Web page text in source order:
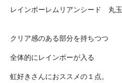
レインボーレムリアンシード 丸玉
クリア感のある部分を持ちつつ
全体的にレインボーが入る
虹好きさんにおススメの１点。